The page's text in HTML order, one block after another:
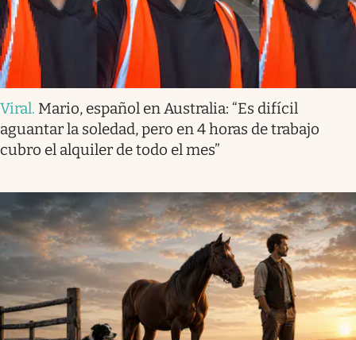
Viral. Mario, español en Australia: “Es difícil
aguantar la soledad, pero en 4 horas de trabajo
cubro el alquiler de todo el mes”